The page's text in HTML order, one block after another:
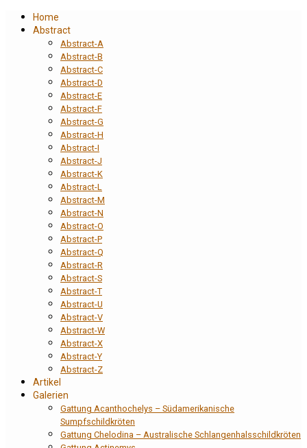
Home
Abstract
Abstract-A
Abstract-B
Abstract-C
Abstract-D
Abstract-E
Abstract-F
Abstract-G
Abstract-H
Abstract-I
Abstract-J
Abstract-K
Abstract-L
Abstract-M
Abstract-N
Abstract-O
Abstract-P
Abstract-Q
Abstract-R
Abstract-S
Abstract-T
Abstract-U
Abstract-V
Abstract-W
Abstract-X
Abstract-Y
Abstract-Z
Artikel
Galerien
Gattung Acanthochelys – Südamerikanische
Sumpfschildkröten
Gattung Chelodina – Australische Schlangenhalsschildkröten